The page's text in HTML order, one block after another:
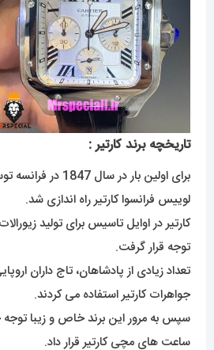
تاریخچه برند کارتیر :
برای اولین بار در
لوییس فرانسوا کارتیر راه اندازی شد.
کارتیر در اوایل تاسیس برای تولید
توجه قرار گرفت.
تعداد زیادی از پادشاهان، تاج داران
جواهرات کارتیر استفاده می کردند.
سپس به مرور این برند خاص و زیبا توجه
ساعت های مچی کارتیر قرار داد.